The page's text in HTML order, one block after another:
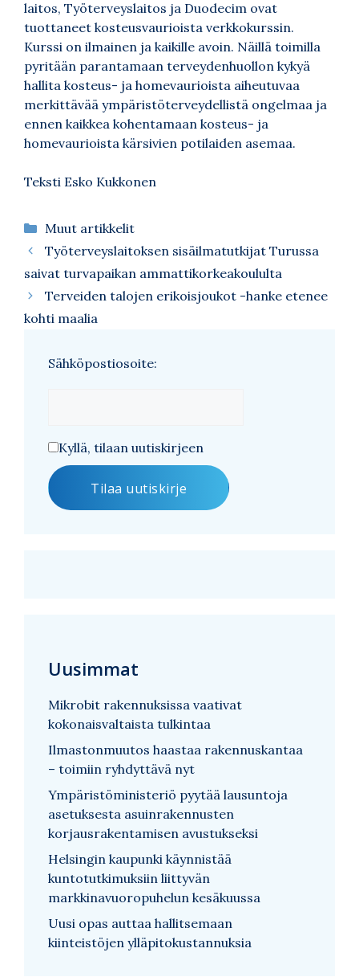
laitos, Työterveyslaitos ja Duodecim ovat
tuottaneet kosteusvaurioista verkkokurssin.
Kurssi on ilmainen ja kaikille avoin. Näillä toimilla
pyritään parantamaan terveydenhuollon kykyä
hallita kosteus- ja homevaurioista aiheutuvaa
merkittävää ympäristöterveydellistä ongelmaa ja
ennen kaikkea kohentamaan kosteus- ja
homevaurioista kärsivien potilaiden asemaa.
Teksti Esko Kukkonen
Kategoriat
Muut artikkelit
Työterveyslaitoksen sisäilmatutkijat Turussa
saivat turvapaikan ammattikorkeakoululta
Terveiden talojen erikoisjoukot -hanke etenee
kohti maalia
Sähköpostiosoite:
Kyllä, tilaan uutiskirjeen
Uusimmat
Mikrobit rakennuksissa vaativat
kokonaisvaltaista tulkintaa
Ilmastonmuutos haastaa rakennuskantaa
– toimiin ryhdyttävä nyt
Ympäristöministeriö pyytää lausuntoja
asetuksesta asuinrakennusten
korjausrakentamisen avustukseksi
Helsingin kaupunki käynnistää
kuntotutkimuksiin liittyvän
markkinavuoropuhelun kesäkuussa
Uusi opas auttaa hallitsemaan
kiinteistöjen ylläpitokustannuksia